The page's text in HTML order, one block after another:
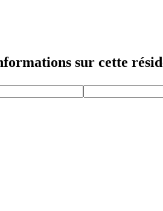
sur cette